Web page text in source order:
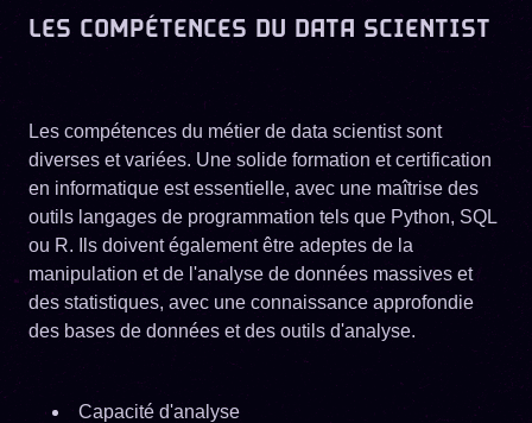
LES COMPÉTENCES DU DATA SCIENTIST
Les compétences du métier de data scientist sont
diverses et variées. Une solide formation et certification
en informatique est essentielle, avec une maîtrise des
outils langages de programmation tels que Python, SQL
ou R. Ils doivent également être adeptes de la
manipulation et de l'analyse de données massives et
des statistiques, avec une connaissance approfondie
des bases de données et des outils d'analyse.
Capacité d'analyse